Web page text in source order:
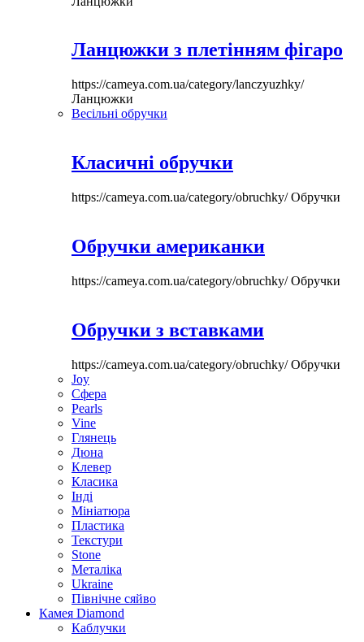
Ланцюжки з плетінням фігаро
https://cameya.com.ua/category/lanczyuzhky/
Ланцюжки
Весільні обручки
Класичні обручки
https://cameya.com.ua/category/obruchky/Обручки
Обручки американки
https://cameya.com.ua/category/obruchky/Обручки
Обручки з вставками
https://cameya.com.ua/category/obruchky/Обручки
Joy
Сфера
Pearls
Vine
Глянець
Дюна
Клевер
Класика
Інді
Мініатюра
Пластика
Текстури
Stone
Металіка
Ukraine
Північне сяйво
Камея Diamond
Каблучки